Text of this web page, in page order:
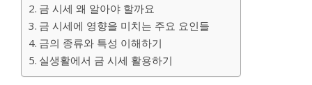
금 시세 왜 알아야 할까요
금 시세에 영향을 미치는 주요 요인들
금의 종류와 특성 이해하기
실생활에서 금 시세 활용하기